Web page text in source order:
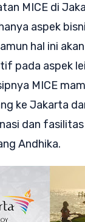
MICE di
aspek
hal ini
pada aspek
MICE
ke Jakarta
dan
Andhika.